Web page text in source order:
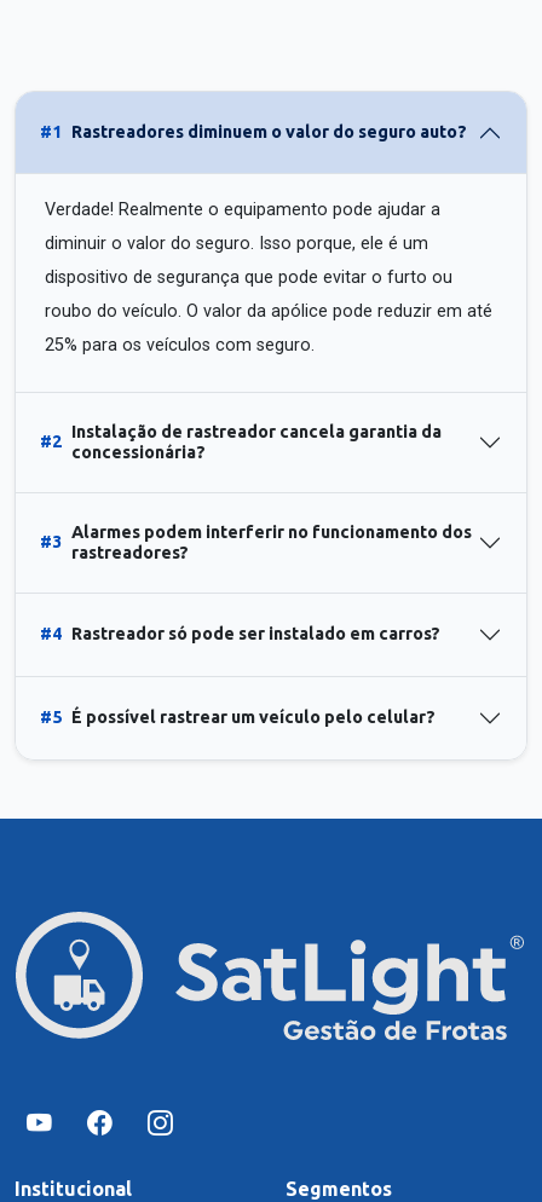
#1 Rastreadores diminuem o valor do seguro auto?
Verdade! Realmente o equipamento pode ajudar a
diminuir o valor do seguro. Isso porque, ele é um
dispositivo de segurança que pode evitar o furto ou
roubo do veículo. O valor da apólice pode reduzir em até
25% para os veículos com seguro.
#2
Instalação de rastreador cancela garantia da
concessionária?
#3
Alarmes podem interferir no funcionamento dos
rastreadores?
#4 Rastreador só pode ser instalado em carros?
#5 É possível rastrear um veículo pelo celular?
Institucional Segmentos